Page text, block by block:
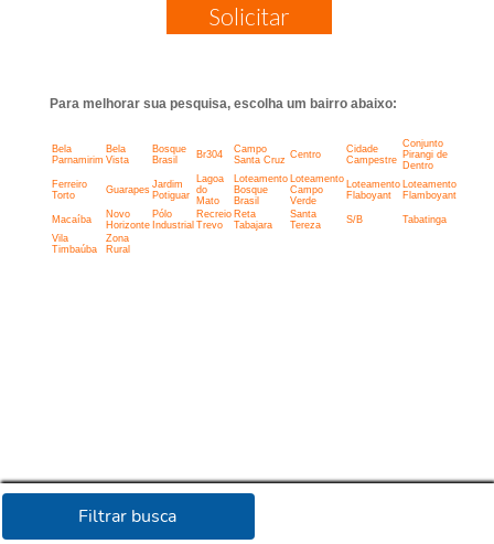
Filtrar busca
Solicitar
Para melhorar sua pesquisa, escolha um bairro abaixo:
Bela
Parnamirim
Bela
Vista
Bosque
Brasil
Br304
Campo
Santa Cruz Centro
Cidade
Campestre
Conjunto
Pirangi de
Dentro
Ferreiro
Torto
Guarapes Jardim
Potiguar
Lagoa
do
Mato
Loteamento
Bosque
Brasil
Loteamento
Campo
Verde
Loteamento
Flaboyant
Loteamento
Flamboyant
Macaíba
Novo
Horizonte
Pólo
Industrial
Recreio
Trevo
Reta
Tabajara
Santa
Tereza
S/B
Tabatinga
Vila
Timbaúba
Zona
Rural